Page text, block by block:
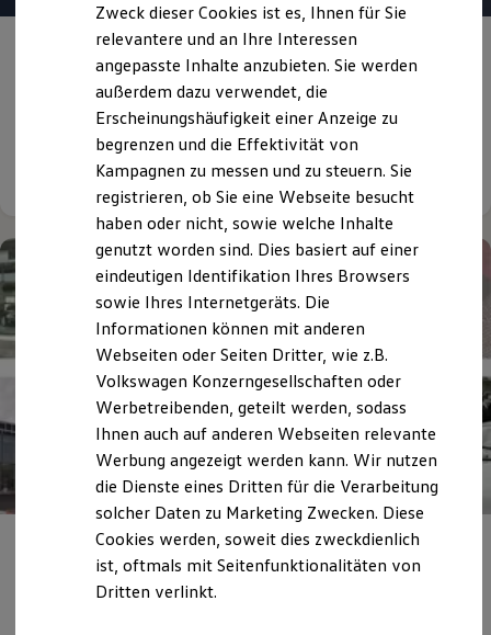
Kaufoptionen
E-Auto-Förderung
Software und Konnektivität
Die ID. Software 6
ID. Software Versionen und Updates
Digitale Extras
Schnittstellen zu Ihrem ID.
Hybridautos
Marke und Erlebnis
Volkswagen R und R Experience
R-Modelle
R Experience
Driving Experience
Volkswagen entdecken
Werkbesichtigung
Lifestyle Shop
T-Roc Kollektion
Golf Kollektion
ID. Kollektion
Volkswagen Kollektion
R-Kollektion
GTI Kollektion
Fußball Drop
we drive football
#wedriveproud
Besitzer und Service
Software Updates
Service und Ersatzteile
Gepflegt, geprüft und für gut befunden.
Volkswagen Zertifizierte
Gebrauchtwagen.
Details ansehen
Historie Autohaus WestZweigbetrieb der
Jepsen Automobilhandelsgesellschaft
Zweck dieser Cookies ist es, Ihnen für Sie
relevantere und an Ihre Interessen
angepasste Inhalte anzubieten. Sie werden
außerdem dazu verwendet, die
Erscheinungshäufigkeit einer Anzeige zu
begrenzen und die Effektivität von
Kampagnen zu messen und zu steuern. Sie
registrieren, ob Sie eine Webseite besucht
haben oder nicht, sowie welche Inhalte
genutzt worden sind. Dies basiert auf einer
eindeutigen Identifikation Ihres Browsers
sowie Ihres Internetgeräts. Die
Informationen können mit anderen
Webseiten oder Seiten Dritter, wie z.B.
Volkswagen Konzerngesellschaften oder
Werbetreibenden, geteilt werden, sodass
Ihnen auch auf anderen Webseiten relevante
Werbung angezeigt werden kann. Wir nutzen
die Dienste eines Dritten für die Verarbeitung
solcher Daten zu Marketing Zwecken. Diese
Cookies werden, soweit dies zweckdienlich
ist, oftmals mit Seitenfunktionalitäten von
Dritten verlinkt.